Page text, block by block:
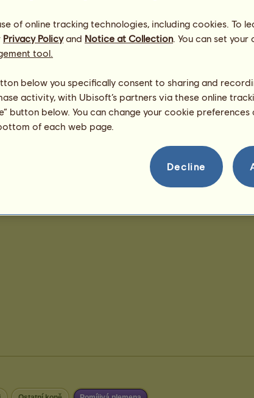
Tajga
of online tracking technologies, including cookies. To
Privacy Policyand Notice at Collection. You can set your
tool.
below you specifically consent to sharing and
activity, with Ubisoft’s partners via these online
button below. You can change your cookie preferences
of each web page.
Decline